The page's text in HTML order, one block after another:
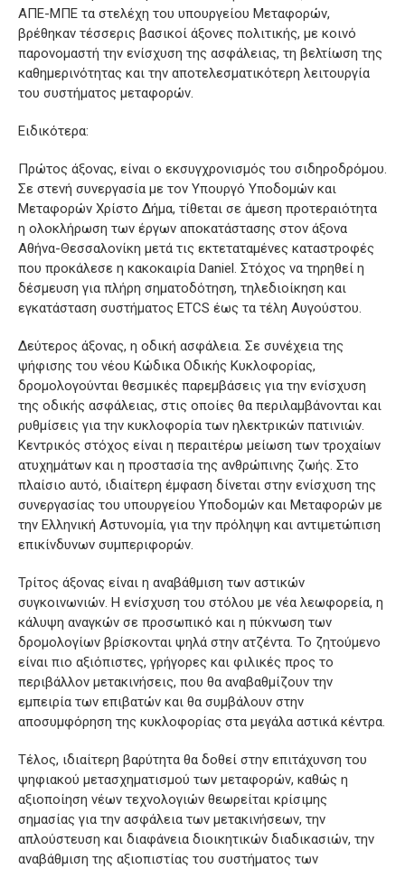
ΑΠΕ-ΜΠΕ τα στελέχη του υπουργείου Μεταφορών,
βρέθηκαν τέσσερις βασικοί άξονες πολιτικής, με κοινό
παρονομαστή την ενίσχυση της ασφάλειας, τη βελτίωση της
καθημερινότητας και την αποτελεσματικότερη λειτουργία
του συστήματος μεταφορών.
Ειδικότερα:
Πρώτος άξονας, είναι ο εκσυγχρονισμός του σιδηροδρόμου.
Σε στενή συνεργασία με τον Υπουργό Υποδομών και
Μεταφορών Χρίστο Δήμα, τίθεται σε άμεση προτεραιότητα
η ολοκλήρωση των έργων αποκατάστασης στον άξονα
Αθήνα-Θεσσαλονίκη μετά τις εκτεταταμένες καταστροφές
που προκάλεσε η κακοκαιρία Daniel. Στόχος να τηρηθεί η
δέσμευση για πλήρη σηματοδότηση, τηλεδιοίκηση και
εγκατάσταση συστήματος ETCS έως τα τέλη Αυγούστου.
Δεύτερος άξονας, η οδική ασφάλεια. Σε συνέχεια της
ψήφισης του νέου Κώδικα Οδικής Κυκλοφορίας,
δρομολογούνται θεσμικές παρεμβάσεις για την ενίσχυση
της οδικής ασφάλειας, στις οποίες θα περιλαμβάνονται και
ρυθμίσεις για την κυκλοφορία των ηλεκτρικών πατινιών.
Κεντρικός στόχος είναι η περαιτέρω μείωση των τροχαίων
ατυχημάτων και η προστασία της ανθρώπινης ζωής. Στο
πλαίσιο αυτό, ιδιαίτερη έμφαση δίνεται στην ενίσχυση της
συνεργασίας του υπουργείου Υποδομών και Μεταφορών με
την Ελληνική Αστυνομία, για την πρόληψη και αντιμετώπιση
επικίνδυνων συμπεριφορών.
Τρίτος άξονας είναι η αναβάθμιση των αστικών
συγκοινωνιών. Η ενίσχυση του στόλου με νέα λεωφορεία, η
κάλυψη αναγκών σε προσωπικό και η πύκνωση των
δρομολογίων βρίσκονται ψηλά στην ατζέντα. Το ζητούμενο
είναι πιο αξιόπιστες, γρήγορες και φιλικές προς το
περιβάλλον μετακινήσεις, που θα αναβαθμίζουν την
εμπειρία των επιβατών και θα συμβάλουν στην
αποσυμφόρηση της κυκλοφορίας στα μεγάλα αστικά κέντρα.
Τέλος, ιδιαίτερη βαρύτητα θα δοθεί στην επιτάχυνση του
ψηφιακού μετασχηματισμού των μεταφορών, καθώς η
αξιοποίηση νέων τεχνολογιών θεωρείται κρίσιμης
σημασίας για την ασφάλεια των μετακινήσεων, την
απλούστευση και διαφάνεια διοικητικών διαδικασιών, την
αναβάθμιση της αξιοπιστίας του συστήματος των